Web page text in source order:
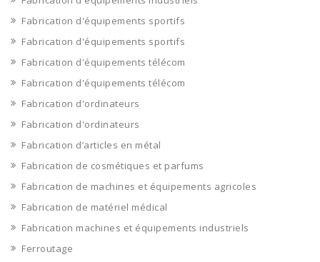
Fabrication d'équipements sportifs
Fabrication d'équipements sportifs
Fabrication d'équipements télécom
Fabrication d'équipements télécom
Fabrication d'ordinateurs
Fabrication d'ordinateurs
Fabrication d’articles en métal
Fabrication de cosmétiques et parfums
Fabrication de machines et équipements agricoles
Fabrication de matériel médical
Fabrication machines et équipements industriels
Ferroutage